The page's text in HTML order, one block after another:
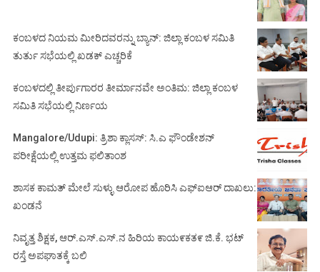
ಕಂಬಳದ ನಿಯಮ ಮೀರಿದವರನ್ನು ಬ್ಯಾನ್: ಜಿಲ್ಲಾ ಕಂಬಳ ಸಮಿತಿ
ತುರ್ತು ಸಭೆಯಲ್ಲಿ ಖಡಕ್ ಎಚ್ಚರಿಕೆ
ಕಂಬಳದಲ್ಲಿ ತೀರ್ಪುಗಾರರ ತೀರ್ಮಾನವೇ ಅಂತಿಮ: ಜಿಲ್ಲಾ ಕಂಬಳ
ಸಮಿತಿ ಸಭೆಯಲ್ಲಿ ನಿರ್ಣಯ
Mangalore/Udupi: ತ್ರಿಶಾ ಕ್ಲಾಸಸ್: ಸಿ.ಎ ಫೌಂಡೇಶನ್
ಪರೀಕ್ಷೆಯಲ್ಲಿ ಉತ್ತಮ ಫಲಿತಾಂಶ
ಶಾಸಕ ಕಾಮತ್ ಮೇಲೆ ಸುಳ್ಳು ಆರೋಪ ಹೊರಿಸಿ ಎಫ್‌ಐಆರ್ ದಾಖಲು:
ಖಂಡನೆ
ನಿವೃತ್ತ ಶಿಕ್ಷಕ, ಆರ್.ಎಸ್.ಎಸ್.ನ ಹಿರಿಯ ಕಾಯ೯ಕತ೯ ಜಿ.ಕೆ. ಭಟ್
ರಸ್ತೆ ಅಪಘಾತಕ್ಕೆ ಬಲಿ